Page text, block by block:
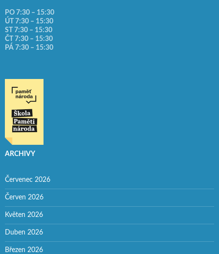
PO 7:30 – 15:30
ÚT 7:30 – 15:30
ST 7:30 – 15:30
ČT 7:30 – 15:30
PÁ 7:30 – 15:30
ARCHIVY
Červenec 2026
Červen 2026
Květen 2026
Duben 2026
Březen 2026